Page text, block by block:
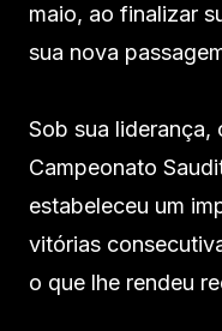
maio, ao finalizar
sua nova
Sob sua
Campeonato
estabeleceu um
vitórias
o que lhe rendeu